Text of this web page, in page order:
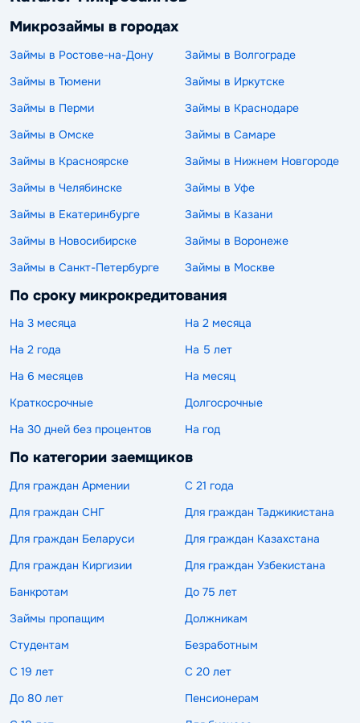
Микрозаймы в городах
Займы в Ростове-на-Дону
Займы в Волгограде
Займы в Тюмени
Займы в Иркутске
Займы в Перми
Займы в Краснодаре
Займы в Омске
Займы в Самаре
Займы в Красноярске
Займы в Нижнем Новгороде
Займы в Челябинске
Займы в Уфе
Займы в Екатеринбурге
Займы в Казани
Займы в Новосибирске
Займы в Воронеже
Займы в Санкт-Петербурге
Займы в Москве
По сроку микрокредитования
На 3 месяца
На 2 месяца
На 2 года
На 5 лет
На 6 месяцев
На месяц
Краткосрочные
Долгосрочные
На 30 дней без процентов
На год
По категории заемщиков
Для граждан Армении
С 21 года
Для граждан СНГ
Для граждан Таджикистана
Для граждан Беларуси
Для граждан Казахстана
Для граждан Киргизии
Для граждан Узбекистана
Банкротам
До 75 лет
Займы пропащим
Должникам
Студентам
Безработным
С 19 лет
С 20 лет
До 80 лет
Пенсионерам